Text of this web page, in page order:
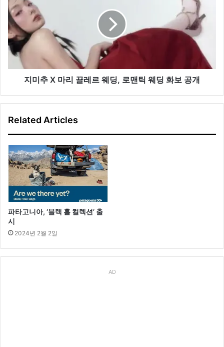
추
X
마
리
끌
레
르
틱
화
보
공
개
지미추 X 마리 끌레르 웨딩, 로맨틱 웨딩 화보 공개
Related Articles
파타고니아, ‘블랙 홀 컬렉션’ 출
시
2024년 2월 2일
AD